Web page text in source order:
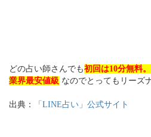
どの占い師さんでも初回は10分無料
業界最安値級 なのでとってもリーズ
出典： 「LINE占い」公式サイト